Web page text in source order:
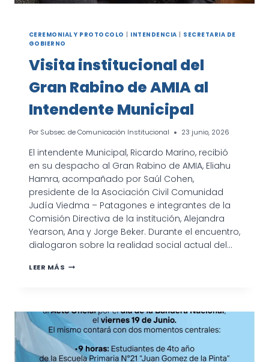
CEREMONIAL Y PROTOCOLO INTENDENCIA
SECRETARIA DE
GOBIERNO
Visita institucional del
Gran Rabino de AMIA al
Intendente Municipal
Por Subsec. de Comunicación Institucional 23 junio, 2026
El intendente Municipal, Ricardo Marino, recibió
en su despacho al Gran Rabino de AMIA, Eliahu
Hamra, acompañado por Saúl Cohen,
presidente de la Asociación Civil Comunidad
Judía Viedma – Patagones e integrantes de la
Comisión Directiva de la institución, Alejandra
Yearson, Ana y Jorge Beker. Durante el encuentro,
dialogaron sobre la realidad social actual del…
LEER MÁS VISITA
DE
AMIA
AL
INTENDENTE
MUNICIPAL